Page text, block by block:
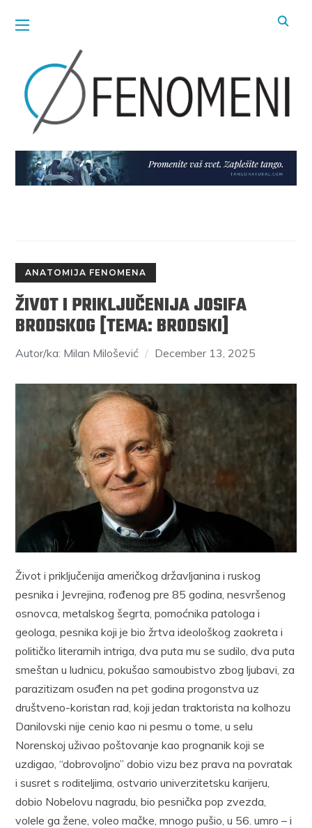
ANATOMIJA FENOMENA
ŽIVOT I PRIKLJUČENIJA JOSIFA
BRODSKOG [TEMA: BRODSKI]
Autor/ka: Milan Milošević December 13, 2025
Život i priključenija američkog državljanina i ruskog
pesnika i Jevrejina, rođenog pre 85 godina, nesvršenog
osnovca, metalskog šegrta, pomoćnika patologa i
geologa, pesnika koji je bio žrtva ideološkog zaokreta i
političko literarnih intriga, dva puta mu se sudilo, dva puta
smeštan u ludnicu, pokušao samoubistvo zbog ljubavi, za
parazitizam osuđen na pet godina progonstva uz
društveno-koristan rad, koji jedan traktorista na kolhozu
Danilovski nije cenio kao ni pesmu o tome, u selu
Norenskoj uživao poštovanje kao prognanik koji se
uzdigao, “dobrovoljno” dobio vizu bez prava na povratak
i susret s roditeljima, ostvario univerzitetsku karijeru,
dobio Nobelovu nagradu, bio pesnička pop zvezda,
volele ga žene, voleo mačke, mnogo pušio, u 56. umro – i